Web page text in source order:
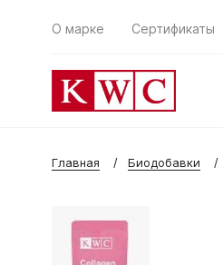
О марке Сертификаты
Главная Биодобавки